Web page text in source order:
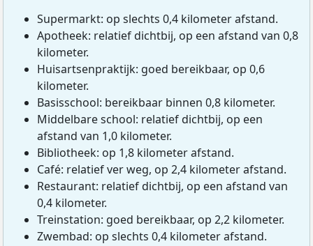
Supermarkt: op slechts 0,4 kilometer afstand.
Apotheek: relatief dichtbij, op een afstand van 0,8
kilometer.
Huisartsenpraktijk: goed bereikbaar, op 0,6
kilometer.
Basisschool: bereikbaar binnen 0,8 kilometer.
Middelbare school: relatief dichtbij, op een
afstand van 1,0 kilometer.
Bibliotheek: op 1,8 kilometer afstand.
Café: relatief ver weg, op 2,4 kilometer afstand.
Restaurant: relatief dichtbij, op een afstand van
0,4 kilometer.
Treinstation: goed bereikbaar, op 2,2 kilometer.
Zwembad: op slechts 0,4 kilometer afstand.